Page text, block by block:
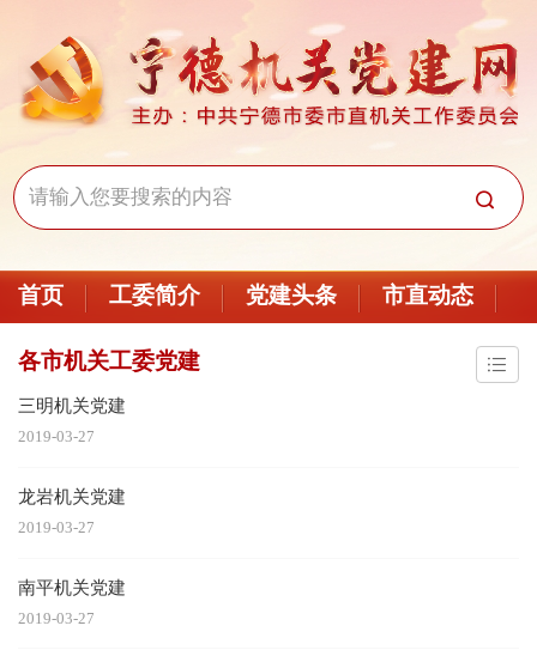
首页 工委简介 党建头条 市直动态
各市机关工委党建
三明机关党建
2019-03-27
龙岩机关党建
2019-03-27
南平机关党建
2019-03-27